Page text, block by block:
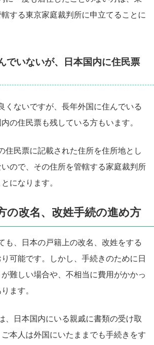
する東京家庭裁判所に申立てることに
でいないが、日本国内に住民票
くないですが、長年外国に住んでいる
の住民票も残している方もいます。
住民票に記載された住所を住所地とし
ので、その住所を管轄する家庭裁判所
になります。
の改名、改姓手続の進め方
も、日本の戸籍上の改名、改姓をする
可能です。しかし、手続きのために日
難しい場合や、不相当に費用がかかっ
ます。
、日本国内にいる親戚に書類の受け取
本人は外国にいたままでも手続きをす